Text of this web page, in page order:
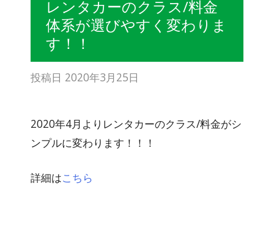
レンタカーのクラス/料金
体系が選びやすく変わりま
す！！
投稿日 2020年3月25日
2020年4月よりレンタカーのクラス/料金がシ
ンプルに変わります！！！
詳細はこちら